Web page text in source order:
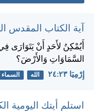
آية الكتاب المقدس
أَيُمْكِنُ لأَحَدٍ أَنْ يَتَوَارَى
السَّمَاوَاتِ وَالأَرْضَ؟
إِرْمِيَا ٢٣:‏٢٤ الله السماء
استلم أيتك اليومية